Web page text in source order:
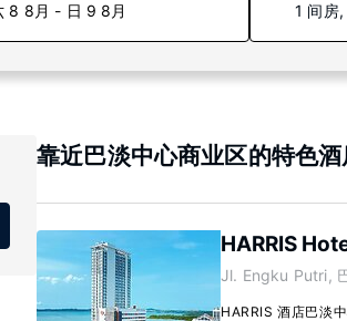
8 8月 - 日 9 8月 1 间房
靠近巴淡中心商业区的特色酒
HARRIS
Jl. Engku Putri,
HARRIS 酒店巴淡